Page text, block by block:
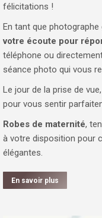
félicitations !
En tant que
votre écoute pour
téléphone ou
séance photo qui vous
Le jour de la prise de
pour vous sentir
Robes de maternité,
à votre disposition pour
élégantes.
En savoir plus